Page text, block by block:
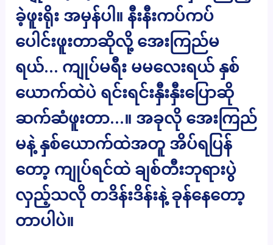
ခဲ့ဖူးရိုး အမှန်ပါ။ နီးနီးကပ်ကပ်
ပေါင်းဖူးတာဆိုလို့ အေးကြည်မ
ရယ်… ကျုပ်မရီး မမလေးရယ် နှစ်
ယောက်ထဲပဲ ရင်းရင်းနှီးနှီးပြောဆို
ဆက်ဆံဖူးတာ…။ အခုလို အေးကြည်
မနဲ့ နှစ်ယောက်ထဲအတူ အိပ်ရပြန်
တော့ ကျုပ်ရင်ထဲ ချစ်တီးဘုရားပွဲ
လှည့်သလို တဒိန်းဒိန်းနဲ့ ခုန်နေတော့
တာပါပဲ။